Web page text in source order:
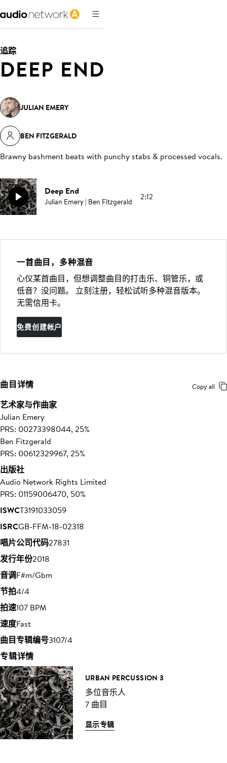
追踪
DEEP END
JULIAN EMERY
BEN FITZGERALD
Brawny bashment beats with punchy stabs & processed vocals.
Deep End
Julian Emery | Ben Fitzgerald 2:12
一首曲目，多种混音
心仪某首曲目，但想调整曲目的打击乐、铜管乐，或
低音？没问题。 立刻注册，轻松试听多种混音版本。
无需信用卡。
免费创建帐户
曲目详情 Copy all
艺术家与作曲家
Julian Emery
PRS: 00273398044, 25%
Ben Fitzgerald
PRS: 00612329967, 25%
出版社
Audio Network Rights Limited
PRS: 01159006470, 50%
ISWCT3191033059
ISRCGB-FFM-18-02318
唱片公司代码27831
发行年份2018
音调F#m/Gbm
节拍4/4
拍速107 BPM
速度Fast
曲目专辑编号3107/4
专辑详情
URBAN PERCUSSION 3
多位音乐人
7 曲目
显示专辑